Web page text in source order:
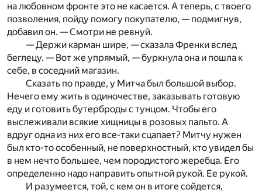
на любовном фронте это не касается. А теперь, с твоего
позволения, пойду помогу покупателю, — подмигнув,
добавил он. — Смотри не ревнуй.
— Держи карман шире, — сказала Френки вслед
беглецу. — Вот же упрямый, — буркнула она и пошла к
себе, в соседний магазин.
Сказать по правде, у Митча был большой выбор.
Нечего ему жить в одиночестве, заказывать готовую
еду и готовить бутерброды с тунцом. Чтобы его
выслеживали всякие хищницы в розовых пальто. А
вдруг одна из них его все-таки сцапает? Митчу нужен
был кто-то особенный, не поверхностный, кто увидел бы
в нем нечто большее, чем породистого жеребца. Его
определенно надо направить опытной рукой. Ее рукой.
И разумеется, той, с кем он в итоге сойдется,